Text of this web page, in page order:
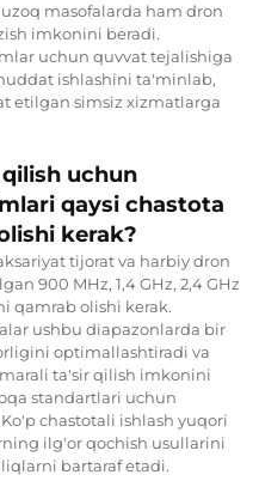
masofalarda ham dron
imkonini beradi.
uchun quvvat tejalishiga
ishlashini ta'minlab,
etilgan simsiz xizmatlarga
uchun
qaysi chastota
kerak?
tijorat va harbiy dron
900 MHz, 1,4 GHz, 2,4 GHz
qamrab olishi kerak.
ushbu diapazonlarda bir
optimallashtiradi va
ta'sir qilish imkonini
standartlari uchun
chastotali ishlash yuqori
ilg'or qochish usullarini
bartaraf etadi.